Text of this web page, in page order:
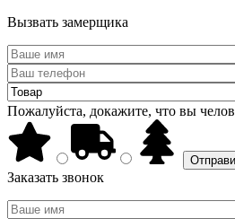
Вызвать замерщика
Пожалуйста, докажите, что вы
Заказать звонок